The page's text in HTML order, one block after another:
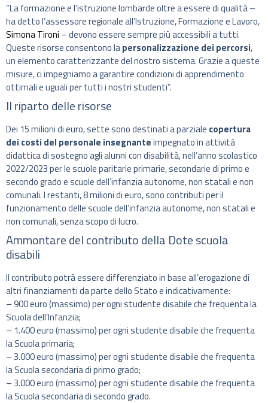
“La formazione e l’istruzione lombarde oltre a essere di qualità –
ha detto l’assessore regionale all’Istruzione, Formazione e Lavoro,
Simona Tironi – devono essere sempre più accessibili a tutti.
Queste risorse consentono lapersonalizzazione dei percorsi,
un elemento caratterizzante del nostro sistema. Grazie a queste
misure, ci impegniamo a garantire condizioni di apprendimento
ottimali e uguali per tutti i nostri studenti”.
Il riparto delle risorse
Dei 15 milioni di euro, sette sono destinati a parziale copertura
dei costi del personale insegnanteimpegnato in attività
didattica di sostegno agli alunni con disabilità, nell’anno scolastico
2022/2023 per le scuole paritarie primarie, secondarie di primo e
secondo grado e scuole dell’infanzia autonome, non statali e non
comunali. I restanti, 8 milioni di euro, sono contributi per il
funzionamento delle scuole dell’infanzia autonome, non statali e
non comunali, senza scopo di lucro.
Ammontare del contributo della Dote scuola
disabili
Il contributo potrà essere differenziato in base all’erogazione di
altri finanziamenti da parte dello Stato e indicativamente:
– 900 euro (massimo) per ogni studente disabile che frequenta la
Scuola dell’Infanzia;
– 1.400 euro (massimo) per ogni studente disabile che frequenta
la Scuola primaria;
– 3.000 euro (massimo) per ogni studente disabile che frequenta
la Scuola secondaria di primo grado;
– 3.000 euro (massimo) per ogni studente disabile che frequenta
la Scuola secondaria di secondo grado.